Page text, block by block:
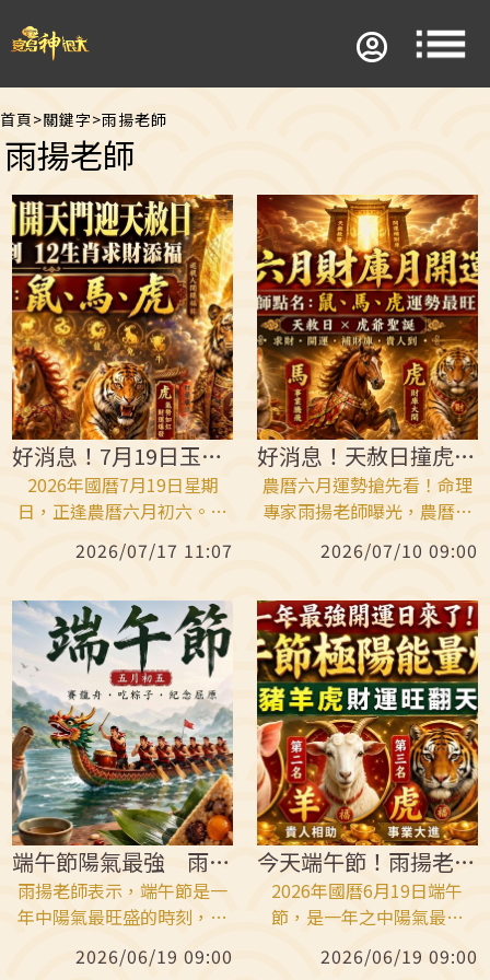
首頁>關鍵字>雨揚老師
雨揚老師
好消息！7月19日玉帝出巡虎爺聖誕！
2026年國曆7月19日星期
日，正逢農曆六月初六。民
聖誕、天貺日跟甲午天赦
相傳玉皇大帝開天門賜福，
天赦日則象徵赦罪解厄、祈
福補運。三大吉日罕見重
疊，其中「鼠、馬、虎」氣
勢最旺。
2026/07/17 11:07
好消息！天赦日撞虎爺聖誕 這３生肖超棒
農曆六月運勢搶先看！命理
專家雨揚老師曝光，農曆六
人月」，正是求財、開運、
機。尤其國曆7月19日正逢
天赦日，傳說玉皇大帝開天
門巡遊人間，同日也是虎爺
聖誕，可說是吉星高照、福
氣匯聚。運勢最強前三名生
肖出爐，分別是鼠、馬、
虎！
2026/07/10 09:00
端午節陽氣最強 雨揚老師曝光6大開運法
雨揚老師表示，端午節是一
年中陽氣最旺盛的時刻，更
是一年中最重要的開運黃金
時刻。善用午時正陽之氣，
2026/06/19 09:00
今天端午節！雨揚老師曝財神最愛這3生肖
2026年國曆6月19日端午
節，是一年之中陽氣最旺
盛、除穢開運的重要時刻。
雨揚老師強調：只要善用端
2026/06/19 09:00